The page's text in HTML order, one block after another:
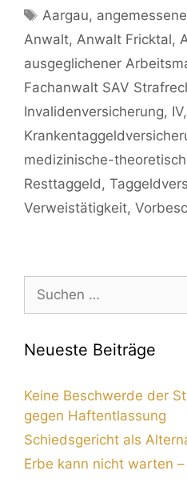
Aargau,
Anwalt, Anwalt Fricktal,
ausgeglichener
Fachanwalt SAV
Invalidenversicherung, IV,
medizinische-
Resttaggeld,
Verweistätigkeit,
Neueste Beiträge
Keine Beschwerde der
gegen Haftentlassung
Schiedsgericht als
Erbe kann nicht warten